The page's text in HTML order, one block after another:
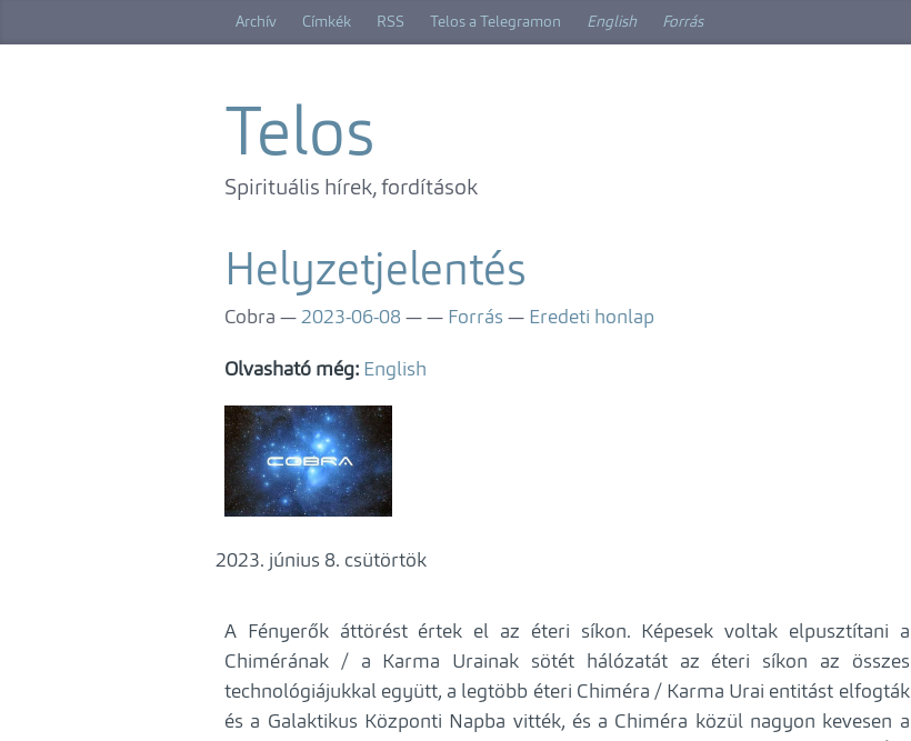
Archív Címkék RSS Telos a Telegramon English Forrás
Telos
Spirituális hírek, fordítások
Helyzetjelentés
Cobra 2023-06-08 Forrás Eredeti honlap
Olvasható még: English
június 8. csütörtök
A Fényerők áttörést értek el az éteri síkon. Képesek voltak elpusztítani a
Chimérának / a Karma Urainak sötét hálózatát az éteri síkon az összes
technológiájukkal együtt, a legtöbb éteri Chiméra / Karma Urai entitást elfogták
és a Galaktikus Központi Napba vitték, és a Chiméra közül nagyon kevesen a